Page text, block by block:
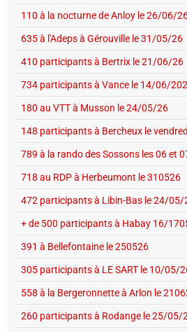
110 à la nocturne de Anloy le 26/06/
635 à l'Adeps à Gérouville le 31/05/26
410 participants à Bertrix le 21/06/26
734 participants à Vance le 14/06/
180 au VTT à Musson le 24/05/26
148 participants à Bercheux le
789 à la rando des Sossons les 06 et
718 au RDP à Herbeumont le 310526
472 participants à Libin-Bas le 24/05/
+ de 500 participants à Habay 16/
391 à Bellefontaine le 250526
305 participants à LE SART le 10/05/
558 à la Bergeronnette à Arlon le
260 participants à Rodange le 25/05/